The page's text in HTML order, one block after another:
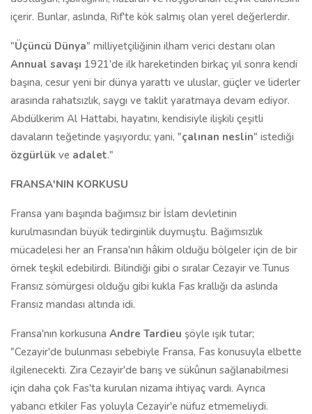
içerir. Bunlar, aslında, Rif'te kök salmış olan yerel değerlerdir.
"Üçüncü Dünya" milliyetçiliğinin ilham verici destanı olan
Annual savaşı 1921'de ilk hareketinden birkaç yıl sonra kendi
başına, cesur yeni bir dünya yarattı ve uluslar, güçler ve liderler
arasında rahatsızlık, saygı ve taklit yaratmaya devam ediyor.
Abdülkerim Al Hattabi, hayatını, kendisiyle ilişkili çeşitli
davaların teğetinde yaşıyordu; yani, "çalınan neslin" istediği
özgürlük ve adalet."
FRANSA'NIN KORKUSU
Fransa yanı başında bağımsız bir İslam devletinin
kurulmasından büyük tedirginlik duymuştu. Bağımsızlık
mücadelesi her an Fransa'nın hâkim olduğu bölgeler için de bir
örnek teşkil edebilirdi. Bilindiği gibi o sıralar Cezayir ve Tunus
Fransız sömürgesi olduğu gibi kukla Fas krallığı da aslında
Fransız mandası altında idi.
Fransa'nın korkusuna Andre Tardieu şöyle ışık tutar;
"Cezayir'de bulunması sebebiyle Fransa, Fas konusuyla elbette
ilgilenecekti. Zira Cezayir'de barış ve sükûnun sağlanabilmesi
için daha çok Fas'ta kurulan nizama ihtiyaç vardı. Ayrıca
yabancı etkiler Fas yoluyla Cezayir'e nüfuz etmemeliydi.